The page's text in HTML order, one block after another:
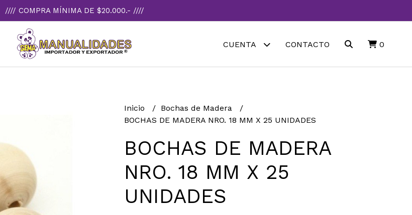
//// COMPRA MÍNIMA DE $20.000.- ////
CUENTA CONTACTO 0
Inicio
Bochas de Madera
BOCHAS DE MADERA NRO. 18 MM X 25 UNIDADES
BOCHAS DE MADERA
NRO. 18 MM X 25
UNIDADES